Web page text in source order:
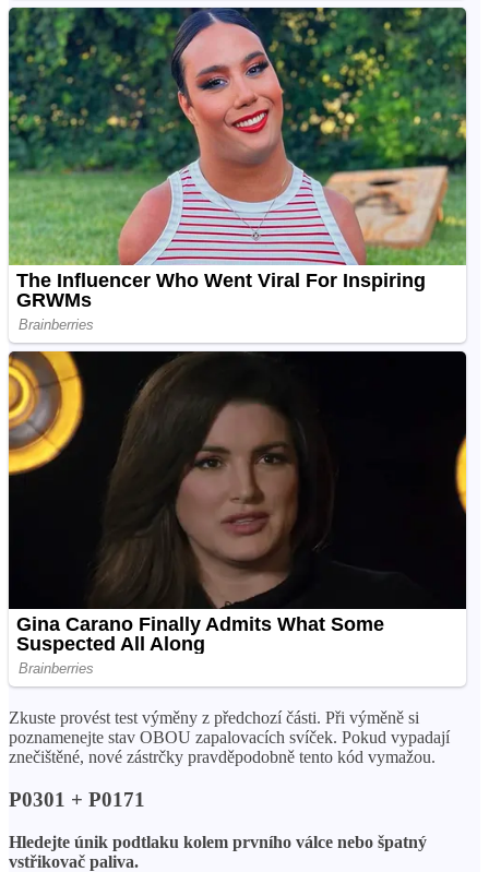
Zkuste provést test výměny z předchozí části. Při výměně si
poznamenejte stav OBOU zapalovacích svíček. Pokud vypadají
znečištěné, nové zástrčky pravděpodobně tento kód vymažou.
P0301 + P0171
Hledejte únik podtlaku kolem prvního válce nebo špatný
vstřikovač paliva.